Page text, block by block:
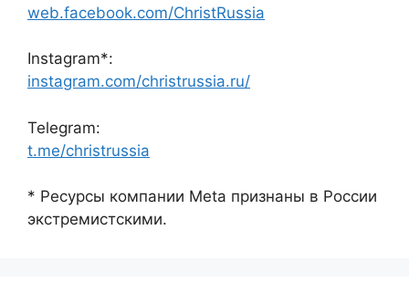
web.facebook.com/ChristRussia
Instagram*:
instagram.com/christrussia.ru/
Telegram:
t.me/christrussia
* Ресурсы компании Meta признаны в России
экстремистскими.